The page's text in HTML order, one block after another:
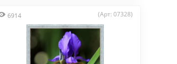
6914 (Арт: 07328)